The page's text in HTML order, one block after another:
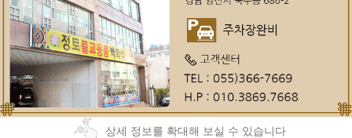
상세 정보를 확대해 보실 수 있습니다